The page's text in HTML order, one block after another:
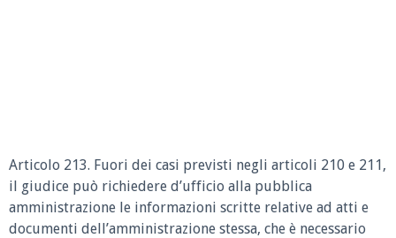
Articolo 213. Fuori dei casi previsti negli articoli 210 e 211,
il giudice può richiedere d’ufficio alla pubblica
amministrazione le informazioni scritte relative ad atti e
documenti dell’amministrazione stessa, che è necessario